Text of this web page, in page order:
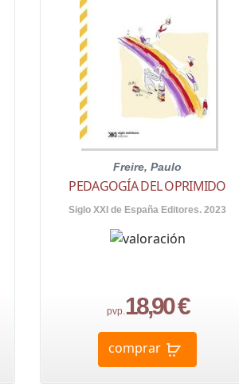
Freire, Paulo
PEDAGOGÍA DEL OPRIMIDO
Siglo XXI de España Editores. 2023
pvp.18,90 €
comprar